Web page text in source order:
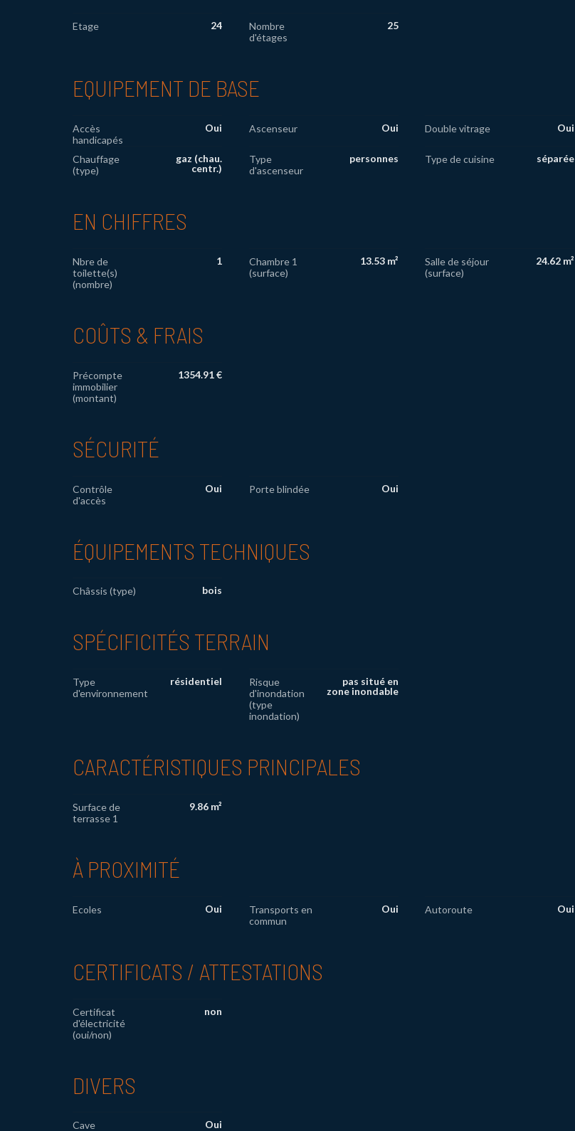
Etage 24
Nombre
d'étages
25
EQUIPEMENT DE BASE
Accès
handicapés
Oui Ascenseur Oui Double vitrage Oui
Chauffage
(type)
gaz (chau.
centr.)
Type
d'ascenseur
personnes Type de cuisine séparée
EN CHIFFRES
Nbre de
toilette(s)
(nombre)
1
Chambre 1
(surface)
13.53 m²
Salle de séjour
(surface)
24.62 m²
COÛTS & FRAIS
Précompte
immobilier
(montant)
1354.91 €
SÉCURITÉ
Contrôle
d'accès
Oui Porte blindée Oui
ÉQUIPEMENTS TECHNIQUES
Châssis (type) bois
SPÉCIFICITÉS TERRAIN
Type
d'environnement
résidentiel
Risque
d'inondation
(type
inondation)
pas situé en
zone inondable
CARACTÉRISTIQUES PRINCIPALES
Surface de
terrasse 1
9.86 m²
À PROXIMITÉ
Ecoles Oui
Transports en
commun
Oui Autoroute Oui
CERTIFICATS / ATTESTATIONS
Certificat
d'électricité
(oui/non)
non
DIVERS
Cave Oui